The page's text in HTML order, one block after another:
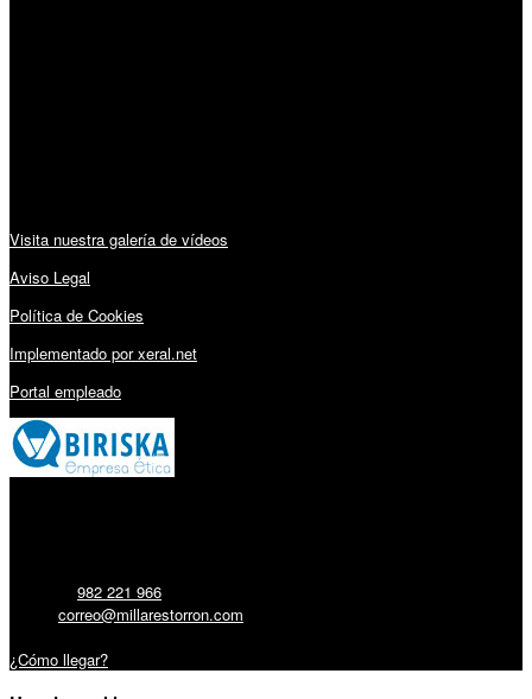
Visita nuestra galería de vídeos
Aviso Legal
Política de Cookies
Implementado por xeral.net
Portal empleado
982 221 966
correo@millarestorron.com
¿Cómo llegar?